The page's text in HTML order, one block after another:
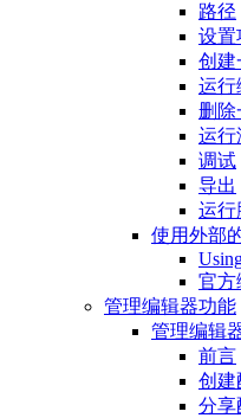
路径
设置
创建
运行
删除
运行
调试
导出
运行
使用外部
官方
管理编辑器功能
管理编辑
前言
创建
分享